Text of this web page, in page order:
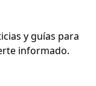
y guías para
informado.